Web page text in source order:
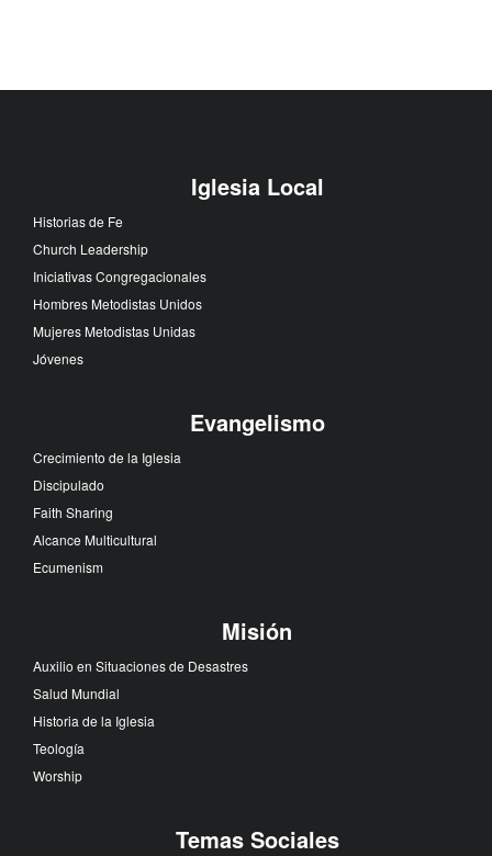
Iglesia Local
Historias de Fe
Church Leadership
Iniciativas Congregacionales
Hombres Metodistas Unidos
Mujeres Metodistas Unidas
Jóvenes
Evangelismo
Crecimiento de la Iglesia
Discipulado
Faith Sharing
Alcance Multicultural
Ecumenism
Misión
Auxilio en Situaciones de Desastres
Salud Mundial
Historia de la Iglesia
Teología
Worship
Temas Sociales